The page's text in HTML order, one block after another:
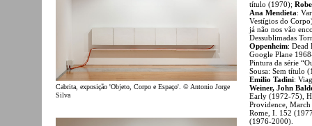
Cabrita, exposição 'Objeto, Corpo e Espaço'. © Antonio Jorge
Silva
título (1970);
Ana Mendieta:
Vestígios do
já não nos vão
Dessublimadas
Oppenheim:
Google Plane
Pintura da série
Sousa: Sem título
Emilio Tadini:
Weiner, John
Early (1972-75),
Providence,
Rome, I. 152
(1976-2000).